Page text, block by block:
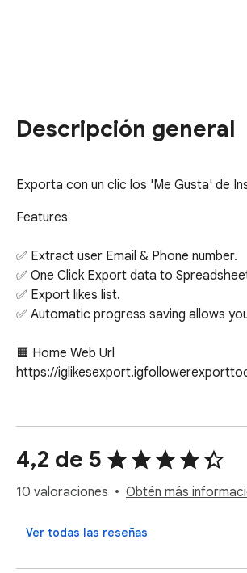
Descripción general
Exporta con un clic los 'Me Gusta' de
Features
✅ Extract user Email & Phone number.
✅ One Click Export data to
✅ Export likes list.
✅ Automatic progress saving allows
🟧 Home Web Url
https://
information, visit history, posts, or
4,2 de 5
10 valoraciones Obtén más
Ver todas las reseñas